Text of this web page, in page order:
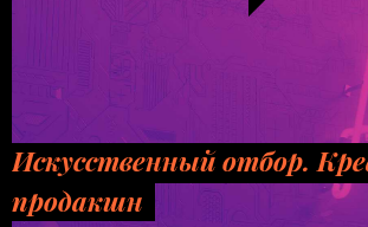
Искусственный отбор.
продакшн